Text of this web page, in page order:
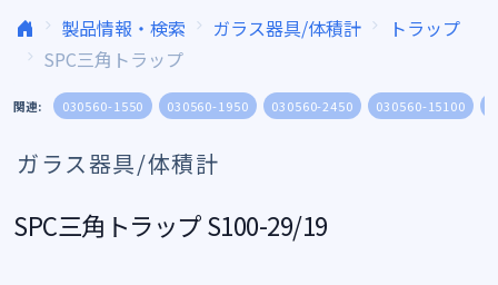
製品情報・検索 ガラス器具/体積計
トラップ
SPC三角トラップ
関連: 030560-1550 030560-1950 030560-2450 030560-15100
ガラス器具/体積計
SPC三角トラップ S100-29/19